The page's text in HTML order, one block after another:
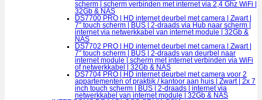
scherm | scherm verbinden met internet via 2,4 Ghz WiFi |
32Gb & NAS
DS7700 PRO | HD internet deurbel met camera | Zwart |
7″ touch scherm | BUS | 2-draads via Hub naar scherm |
internet via netwerkkabel van internet module | 32Gb &
NAS
DS7702 PRO | HD internet deurbel met camera | Zwart |
7″ touch scherm | BUS | 2-draads van deurbel naar
internet module | scherm met internet verbinden via WiFi
of netwerkkabel | 32Gb & NAS
DS7704 PRO | HD internet deurbel met camera voor 2
appartementen of praktijk / kantoor aan huis | Zwart | 2x 7
inch touch scherm | BUS | 2-draads | internet via
netwerkkabel van internet module | 32Gb & NAS